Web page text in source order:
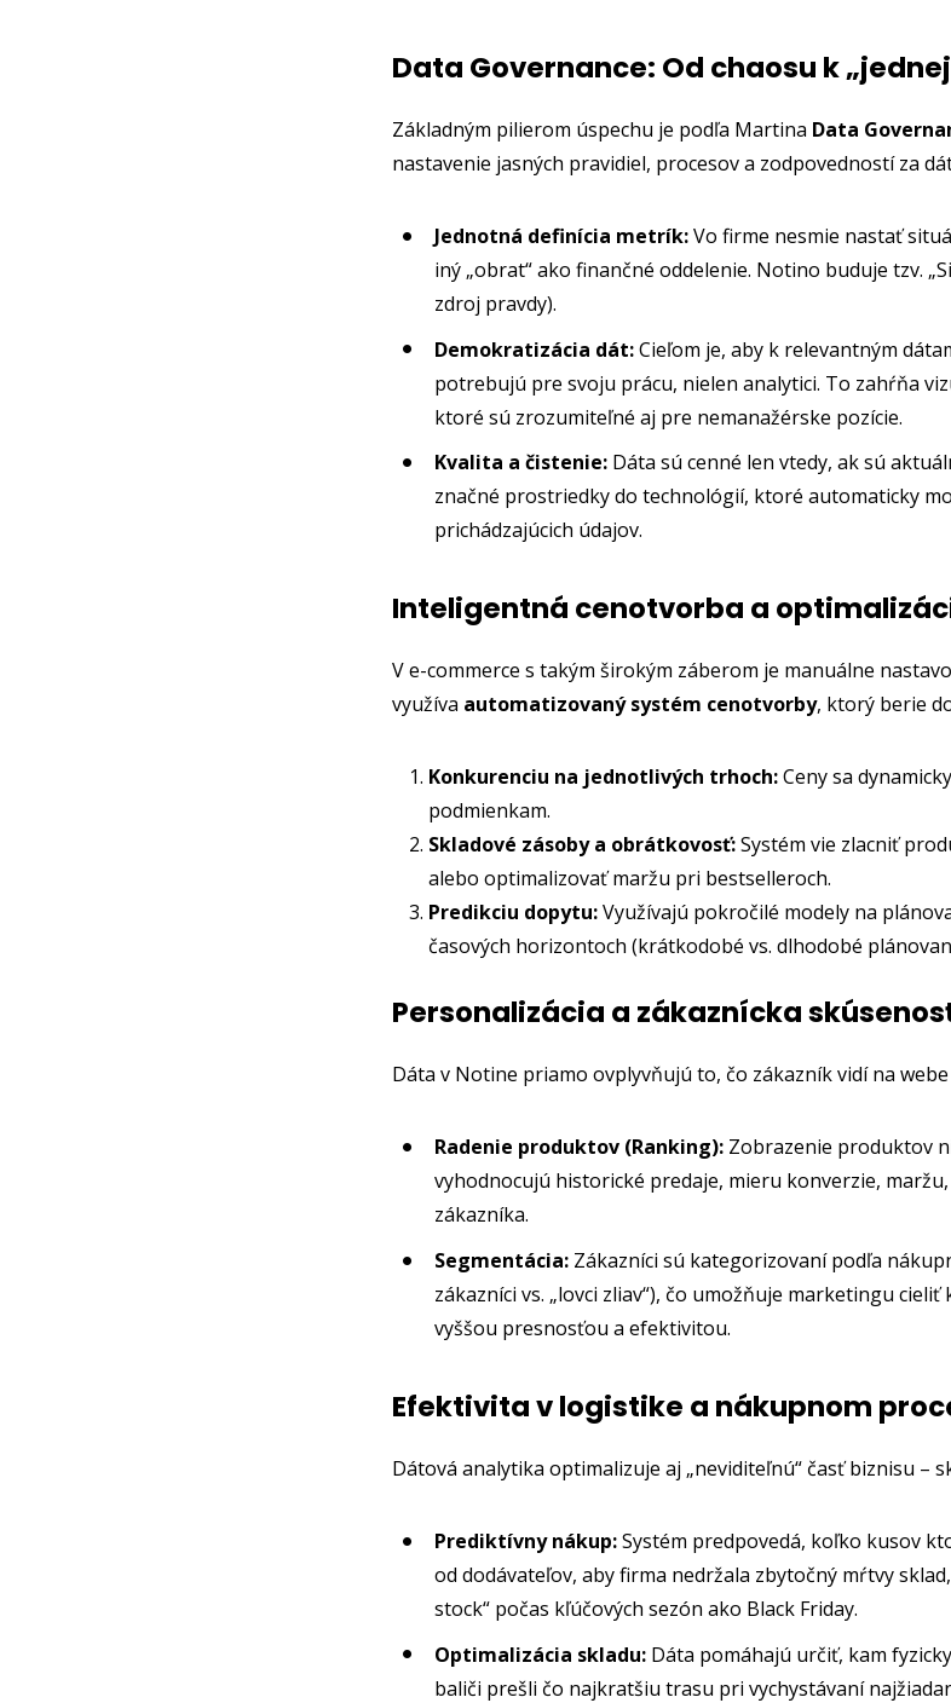
Data Governance: Od chaosu k
Základným pilierom úspechu je podľa Martina Data
nastavenie jasných pravidiel, procesov a zodpovedností za
Jednotná definícia metrík:Vo firme nesmie nastať
iný „obrat“ ako finančné oddelenie. Notino buduje tzv.
zdroj pravdy).
Demokratizácia dát:Cieľom je, aby k relevantným
potrebujú pre svoju prácu, nielen analytici. To zahŕňa
ktoré sú zrozumiteľné aj pre nemanažérske pozície.
Kvalita a čistenie: Dáta sú cenné len vtedy, ak sú
značné prostriedky do technológií, ktoré automaticky
prichádzajúcich údajov.
Inteligentná cenotvorba a
V e-commerce s takým širokým záberom je manuálne
využíva automatizovaný systém cenotvorby, ktorý berie
Konkurenciu na jednotlivých trhoch:Ceny sa
podmienkam.
Skladové zásoby a obrátkovosť:Systém vie zlacniť
alebo optimalizovať maržu pri bestselleroch.
Predikciu dopytu:Využívajú pokročilé modely na
časových horizontoch (krátkodobé vs. dlhodobé
Personalizácia a zákaznícka
Dáta v Notine priamo ovplyvňujú to, čo zákazník vidí na
Radenie produktov (Ranking): Zobrazenie produktov
vyhodnocujú historické predaje, mieru konverzie,
zákazníka.
Segmentácia: Zákazníci sú kategorizovaní podľa
zákazníci vs. „lovci zliav“), čo umožňuje marketingu
vyššou presnosťou a efektivitou.
Efektivita v logistike a nákupnom
Dátová analytika optimalizuje aj „neviditeľnú“ časť biznisu –
Prediktívny nákup:Systém predpovedá, koľko kusov
od dodávateľov, aby firma nedržala zbytočný mŕtvy
stock“ počas kľúčových sezón ako Black Friday.
Optimalizácia skladu: Dáta pomáhajú určiť, kam
baliči prešli čo najkratšiu trasu pri vychystávaní